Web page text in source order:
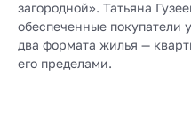
загородной». Татьяна
обеспеченные покупатели
два формата жилья —
его пределами.